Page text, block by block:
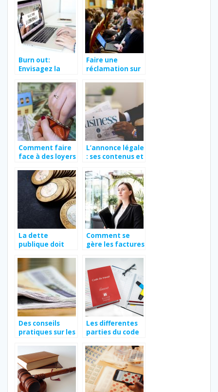
Burn out:
Envisagez la
professionelle
Faire une
réclamation sur
travail,
comment ça se
passe ?
Comment faire
face à des loyers
L’annonce légale
: ses contenus et
fonctionnement
La dette
publique doit
monde
Comment se
gère les factures
professionnels ?
Des conseils
pratiques sur les
legales
Les differentes
parties du code